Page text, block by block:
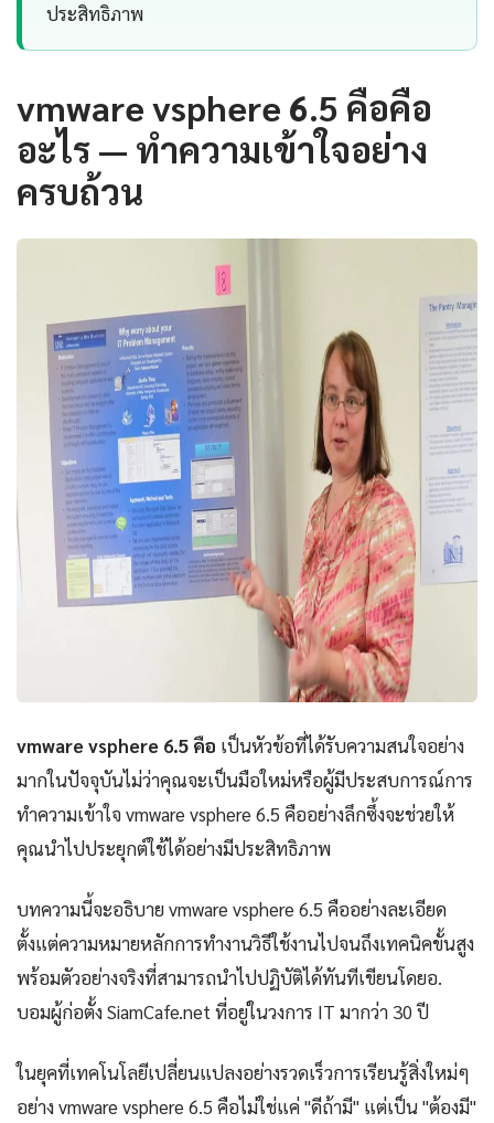
ประสิทธิภาพ
vmware vsphere 6.5 คือคือ
อะไร — ทำความเข้าใจอย่าง
ครบถ้วน
vmware vsphere 6.5 คือ เป็นหัวข้อที่ได้รับความสนใจอย่าง
มากในปัจจุบันไม่ว่าคุณจะเป็นมือใหม่หรือผู้มีประสบการณ์การ
ทำความเข้าใจ vmware vsphere 6.5 คืออย่างลึกซึ้งจะช่วยให้
คุณนำไปประยุกต์ใช้ได้อย่างมีประสิทธิภาพ
บทความนี้จะอธิบาย vmware vsphere 6.5 คืออย่างละเอียด
ตั้งแต่ความหมายหลักการทำงานวิธีใช้งานไปจนถึงเทคนิคขั้นสูง
พร้อมตัวอย่างจริงที่สามารถนำไปปฏิบัติได้ทันทีเขียนโดยอ.
บอมผู้ก่อตั้ง SiamCafe.net ที่อยู่ในวงการ IT มากว่า 30 ปี
ในยุคที่เทคโนโลยีเปลี่ยนแปลงอย่างรวดเร็วการเรียนรู้สิ่งใหม่ๆ
อย่าง vmware vsphere 6.5 คือไม่ใช่แค่ "ดีถ้ามี" แต่เป็น "ต้องมี"